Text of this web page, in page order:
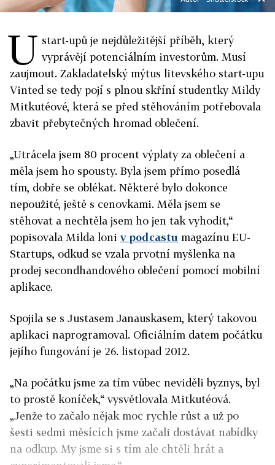
U start-upů je nejdůležitější příběh, který
vyprávějí potenciálním investorům. Musí
zaujmout. Zakladatelský mýtus litevského start-upu
Vinted se tedy pojí s plnou skříní studentky Mildy
Mitkutéové, která se před stěhováním potřebovala
zbavit přebytečných hromad oblečení.
„Utrácela jsem 80 procent výplaty za oblečení a
měla jsem ho spousty. Byla jsem přímo posedlá
tím, dobře se oblékat. Některé bylo dokonce
nepoužité, ještě s cenovkami. Měla jsem se
stěhovat a nechtěla jsem ho jen tak vyhodit,“
popisovala Milda loniv podcastu magazínu EU-
Startups, odkud se vzala prvotní myšlenka na
prodej secondhandového oblečení pomocí mobilní
aplikace.
Spojila se s Justasem Janauskasem, který takovou
aplikaci naprogramoval. Oficiálním datem počátku
jejího fungování je 26. listopad 2012.
„Na počátku jsme za tím vůbec neviděli byznys, byl
to prostě koníček,“ vysvětlovala Mitkutéová.
„Jenže to začalo nějak moc rychle růst a už po
šesti sedmi měsících jsme začali dostávat nabídky
na odkup. My jsme si s tím ale chtěli hrát a